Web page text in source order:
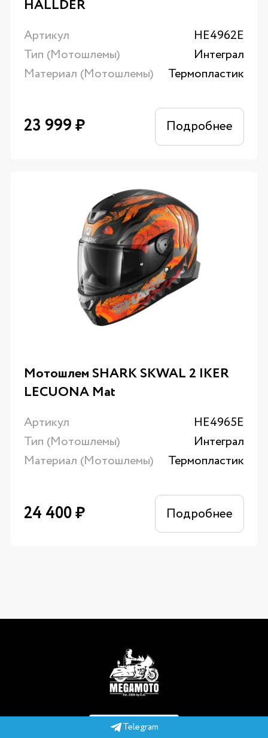
HALLDER
Артикул
HE4962E
Тип (Мотошлемы)
Интеграл
Материал (Мотошлемы)
Термопластик
23 999₽ Подробнее
Мотошлем SHARK SKWAL 2 IKER
LECUONA Mat
Артикул
HE4965E
Тип (Мотошлемы)
Интеграл
Материал (Мотошлемы)
Термопластик
24 400₽ Подробнее
Telegram